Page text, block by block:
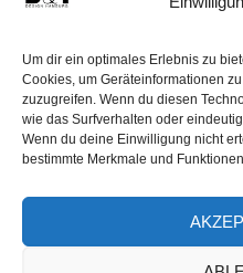
Um dir ein optimales Erlebnis zu
Cookies, um Geräteinformationen
zuzugreifen. Wenn du diesen
wie das Surfverhalten oder
Wenn du deine Einwilligung nicht
bestimmte Merkmale und
MEIN KONTO
WIDERRUF